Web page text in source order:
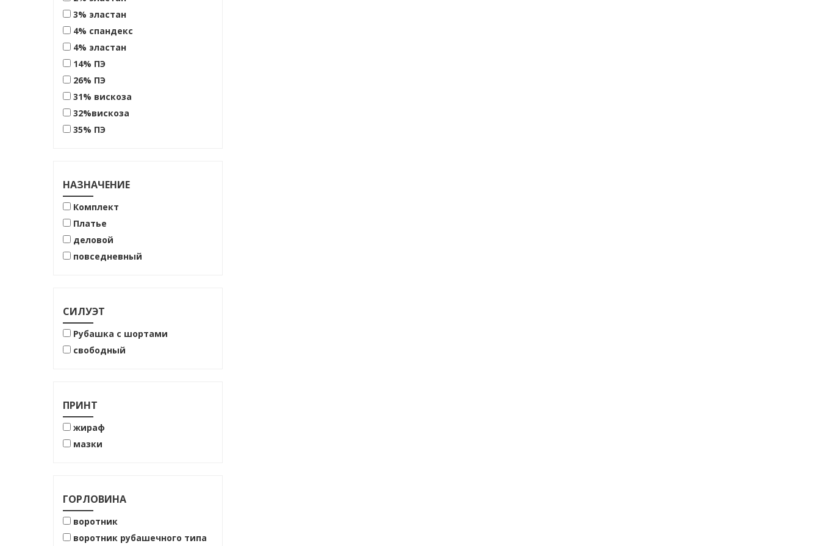
3% эластан
4% спандекс
4% эластан
14% ПЭ
26% ПЭ
31% вискоза
32%вискоза
35% ПЭ
62% вискоза
63% вискоза
65% ПЭ
68%ПЭ
70%вискоза 25% ПЭ 5%
эластан
96%хлопок
НАЗНАЧЕНИЕ
Комплект
Платье
деловой
повседневный
СИЛУЭТ
Рубашка с шортами
свободный
ПРИНТ
жираф
мазки
ГОРЛОВИНА
воротник
воротник рубашечного типа